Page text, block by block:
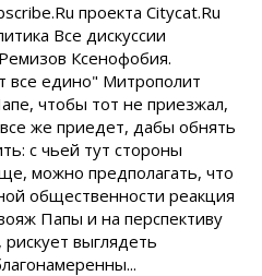
проекта Citycat.Ru
Все дискуссии
Ксенофобия.
все едино" Митрополит
чтобы тот не приезжал,
же приедет, дабы обнять
с чьей тут стороны
можно предполагать, что
общественности реакция
Папы и на перспективу
выглядеть